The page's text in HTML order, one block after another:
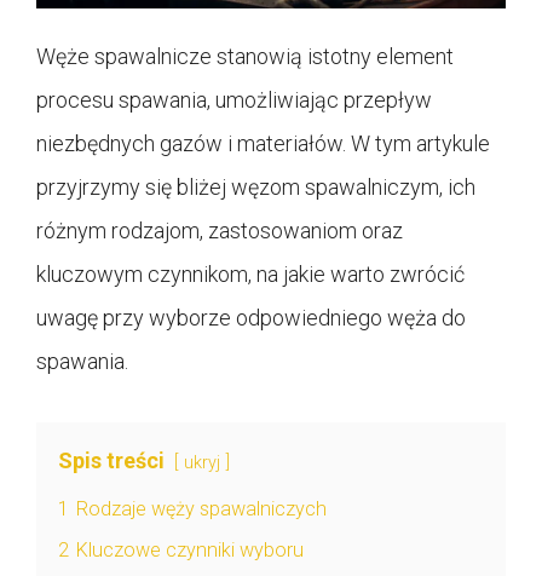
Węże spawalnicze stanowią istotny element
procesu spawania, umożliwiając przepływ
niezbędnych gazów i materiałów. W tym artykule
przyjrzymy się bliżej węzom spawalniczym, ich
różnym rodzajom, zastosowaniom oraz
kluczowym czynnikom, na jakie warto zwrócić
uwagę przy wyborze odpowiedniego węża do
spawania.
Spis treści ukryj
1 Rodzaje węży spawalniczych
2 Kluczowe czynniki wyboru